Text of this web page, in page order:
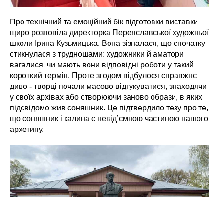
Про технічний та емоційний бік підготовки виставки
щиро розповіла директорка Переяславської художньої
школи Ірина Кузьмицька. Вона зізналася, що спочатку
стикнулася з труднощами: художники й аматори
вагалися, чи мають вони відповідні роботи у такий
короткий термін. Проте згодом відбулося справжнє
диво - творці почали масово відгукуватися, знаходячи
у своїх архівах або створюючи заново образи, в яких
підсвідомо жив соняшник. Це підтвердило тезу про те,
що соняшник і калина є невід’ємною частиною нашого
архетипу.